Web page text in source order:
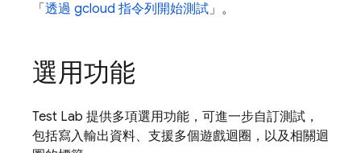
「 透過 gcloud 指令列開始測試」。
選用功能
Test Lab 提供多項選用功能，可進一步自訂測試，
包括寫入輸出資料、支援多個遊戲迴圈，以及相關迴